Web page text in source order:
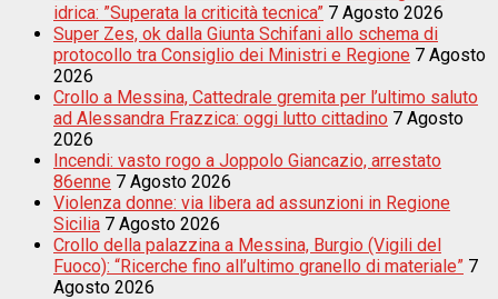
idrica: ”Superata la criticità tecnica” 7 Agosto 2026
Super Zes, ok dalla Giunta Schifani allo schema di
protocollo tra Consiglio dei Ministri e Regione 7 Agosto
2026
Crollo a Messina, Cattedrale gremita per l’ultimo saluto
ad Alessandra Frazzica: oggi lutto cittadino 7 Agosto
2026
Incendi: vasto rogo a Joppolo Giancazio, arrestato
86enne 7 Agosto 2026
Violenza donne: via libera ad assunzioni in Regione
Sicilia 7 Agosto 2026
Crollo della palazzina a Messina, Burgio (Vigili del
Fuoco): “Ricerche fino all’ultimo granello di materiale” 7
Agosto 2026